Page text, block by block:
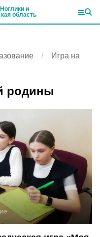
и
область
Игра на
родины